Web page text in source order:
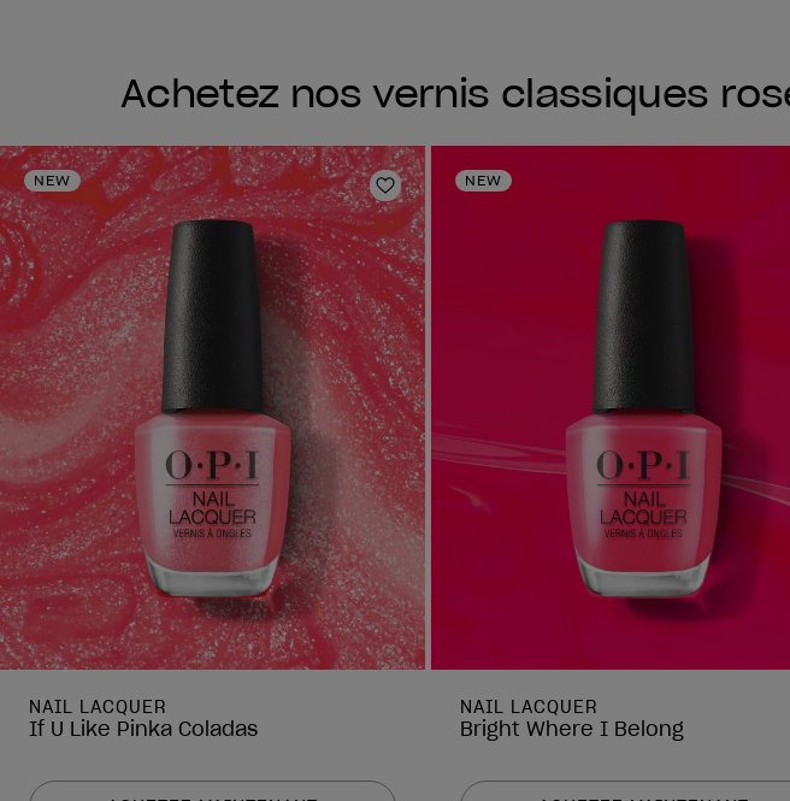
Achetez nos vernis classiques
NEW
Ajouter aux favoris
NAIL LACQUER
If U Like Pinka Coladas
NEW
NAIL LACQUER
Bright Where I Belong